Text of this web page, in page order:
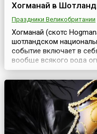
Хогманай в
Праздники Великобритании
Хогманай (скотс
шотландском
событие включает в
вообще всякого рода
разные вечеринки,
значительные
улицах Эдинбурга и
правило, два дня.
совсем ясна. ...